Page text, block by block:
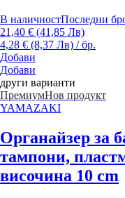
В наличностПоследни
21,40 € (41,85 Лв)
4,28 € (8,37 Лв) / бр.
Добави
Добави
други варианти
ПремиумНов продукт
YAMAZAKI
Органайзер за
тампони,
височина 10 cm